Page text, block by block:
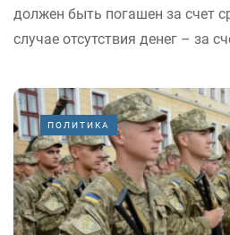
должен быть погашен за счет
случае отсутствия денег – за
ПОЛИТИКА